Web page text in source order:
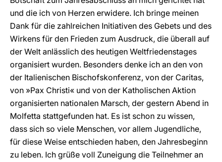
und die ich von Herzen erwidere. Ich bringe meinen
Dank für die zahlreichen Initiativen des Gebets und des
Wirkens für den Frieden zum Ausdruck, die überall auf
der Welt anlässlich des heutigen Weltfriedenstages
organisiert wurden. Besonders denke ich an den von
der Italienischen Bischofskonferenz, von der Caritas,
von »Pax Christi« und von der Katholischen Aktion
organisierten nationalen Marsch, der gestern Abend in
Molfetta stattgefunden hat. Es ist schon zu wissen,
dass sich so viele Menschen, vor allem Jugendliche,
für diese Weise entschieden haben, den Jahresbeginn
zu leben. Ich grüße voll Zuneigung die Teilnehmer an